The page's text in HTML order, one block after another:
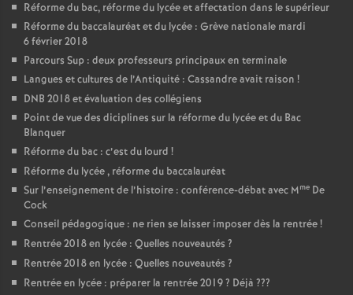
Réforme du bac, réforme du lycée et affectation dans le supérieur
Réforme du baccalauréat et du lycée : Grève nationale mardi
6 février 2018
Parcours Sup : deux professeurs principaux en terminale
Langues et cultures de l’Antiquité : Cassandre avait raison !
DNB 2018 et évaluation des collégiens
Point de vue des diciplines sur la réforme du lycée et du Bac
Blanquer
Réforme du bac : c’est du lourd !
Réforme du lycée , réforme du baccalauréat
Sur l’enseignement de l’histoire : conférence-débat avec Mme De
Cock
Conseil pédagogique : ne rien se laisser imposer dès la rentrée!
Rentrée 2018 en lycée : Quelles nouveautés ?
Rentrée 2018 en lycée : Quelles nouveautés ?
Rentrée en lycée : préparer la rentrée 2019? Déjà ???